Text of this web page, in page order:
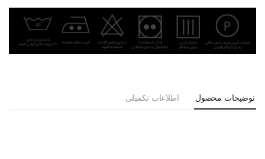
توضیحات محصول اطلاعات تکمیلی